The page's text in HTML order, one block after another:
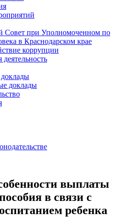
Совет при Уполномоченном по
в Краснодарском крае
коррупции
доклады
выплаты
в связи с
ребенка